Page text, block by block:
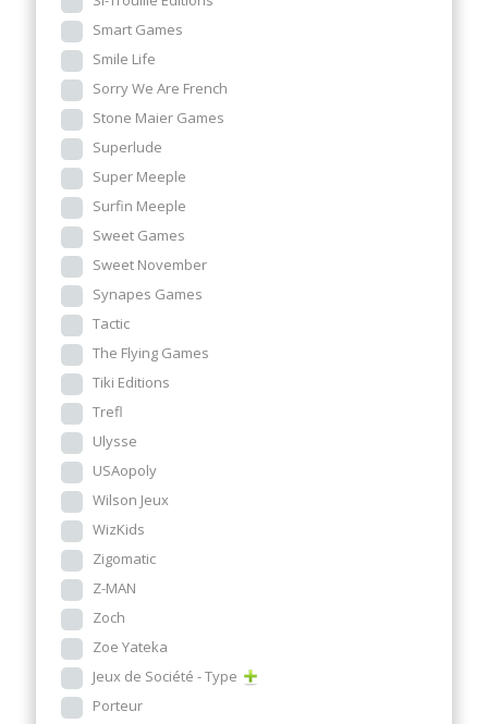
Smart Games
Smile Life
Sorry We Are French
Stone Maier Games
Superlude
Super Meeple
Surfin Meeple
Sweet Games
Sweet November
Synapes Games
Tactic
The Flying Games
Tiki Editions
Trefl
Ulysse
USAopoly
Wilson Jeux
WizKids
Zigomatic
Z-MAN
Zoch
Zoe Yateka
Jeux de Société - Type
Porteur